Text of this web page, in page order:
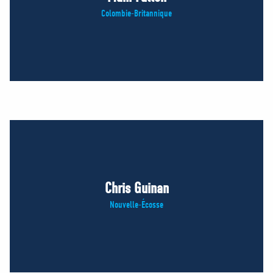
Colombie-Britannique
Chris Guinan
Nouvelle-Écosse